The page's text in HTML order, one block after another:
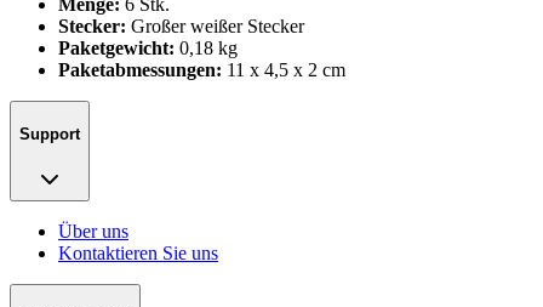
Stecker: Großer weißer Stecker
Paketgewicht: 0,18 kg
Paketabmessungen: 11 x 4,5 x 2 cm
Support
Über uns
Kontaktieren Sie uns